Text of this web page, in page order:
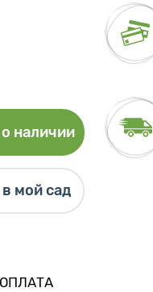
наличии
мой сад